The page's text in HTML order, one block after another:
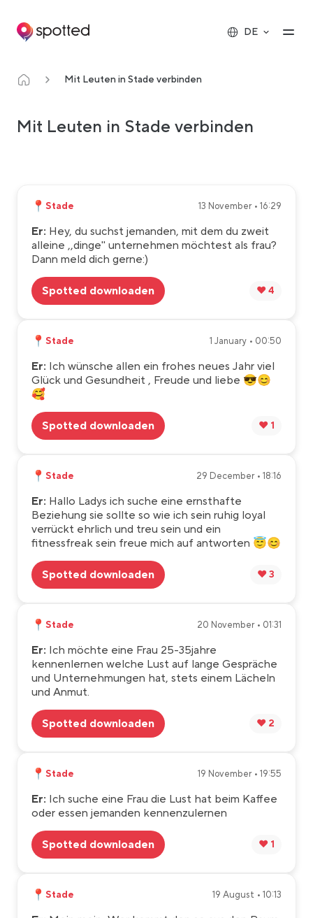
Main navigation
DE
Mit Leuten in Stade verbinden
Mit Leuten in Stade verbinden
📍 Stade 13 November • 16:29
Er: Hey, du suchst jemanden, mit dem du zweit
alleine ,,dinge" unternehmen möchtest als frau?
Dann meld dich gerne:)
Spotted downloaden ❤️ 4
📍 Stade 1 January • 00:50
Er: Ich wünsche allen ein frohes neues Jahr viel
Glück und Gesundheit , Freude und liebe 😎😊
🥰
Spotted downloaden ❤️ 1
📍 Stade 29 December • 18:16
Er: Hallo Ladys ich suche eine ernsthafte
Beziehung sie sollte so wie ich sein ruhig loyal
verrückt ehrlich und treu sein und ein
fitnessfreak sein freue mich auf antworten 😇😊
Spotted downloaden ❤️ 3
📍 Stade 20 November • 01:31
Er: Ich möchte eine Frau 25-35jahre
kennenlernen welche Lust auf lange Gespräche
und Unternehmungen hat, stets einem Lächeln
und Anmut.
Spotted downloaden ❤️ 2
📍 Stade 19 November • 19:55
Er: Ich suche eine Frau die Lust hat beim Kaffee
oder essen jemanden kennenzulernen
Spotted downloaden ❤️ 1
📍 Stade 19 August • 10:13